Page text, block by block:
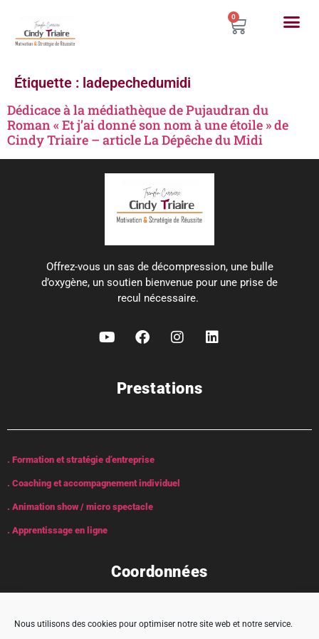
Nous utilisons des cookies pour optimiser notre site web et notre service.
0
Étiquette : ladepechedumidi
Dédicace à la médiathèque de Pujaudran du
Roman « Et j’ai donné son nom à une étoile » de
Cindy Triaire – article La Dépêche du Midi
Offrez-vous un sas de décompression, une bulle
d’oxygène, un soutien bienvenue pour une prise de
recul nécessaire.
Prestations
. Formation et stratégie d’entreprise
. Coaching et accompagnement individuel
. Animation show / micro spectacle
. Apprentissage en ligne
Coordonnées